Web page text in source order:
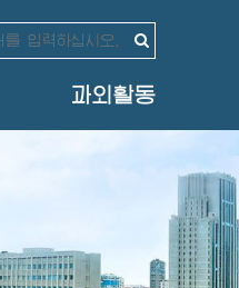
과외활동